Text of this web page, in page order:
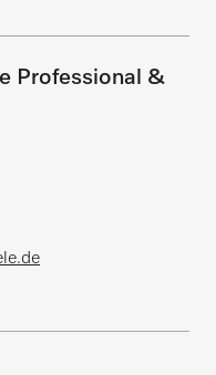
Professional &